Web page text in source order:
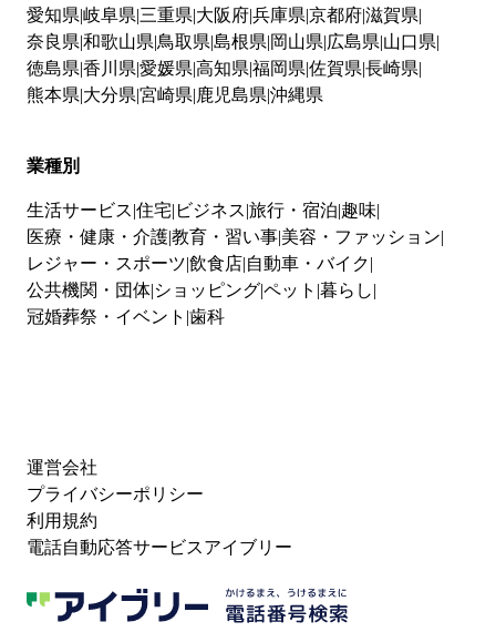
愛知県 岐阜県 三重県 大阪府兵庫県 京都府滋賀県
奈良県 和歌山県 鳥取県 島根県 岡山県 広島県 山口県
徳島県 香川県 愛媛県 高知県 福岡県 佐賀県 長崎県
熊本県 大分県 宮崎県 鹿児島県 沖縄県
業種別
生活サービス 住宅 ビジネス 旅行・宿泊 趣味
医療・健康・介護教育・習い事 美容・ファッション
レジャー・スポーツ 飲食店 自動車・バイク
公共機関・団体 ショッピングペット 暮らし
冠婚葬祭・イベント 歯科
運営会社
プライバシーポリシー
利用規約
電話自動応答サービスアイブリー